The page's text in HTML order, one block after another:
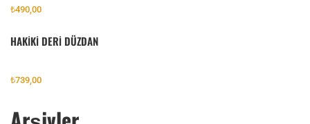
₺490,00
HAKİKİ DERİ DÜZDAN
₺739,00